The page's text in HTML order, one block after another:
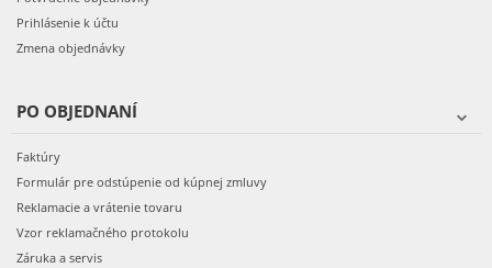
Prihlásenie k účtu
Zmena objednávky
PO OBJEDNANÍ
Faktúry
Formulár pre odstúpenie od kúpnej zmluvy
Reklamacie a vrátenie tovaru
Vzor reklamačného protokolu
Záruka a servis